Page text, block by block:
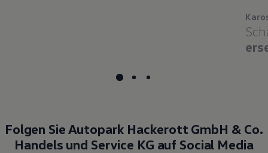
Folgen Sie Autopark Hackerott GmbH & Co.
Handels und Service KG auf Social Media